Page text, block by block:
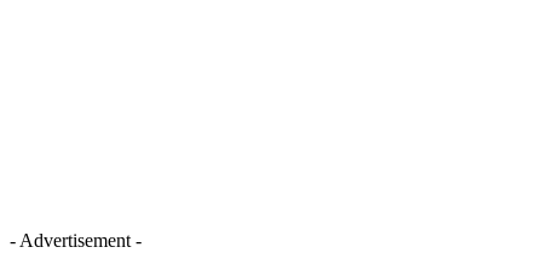
- Advertisement -